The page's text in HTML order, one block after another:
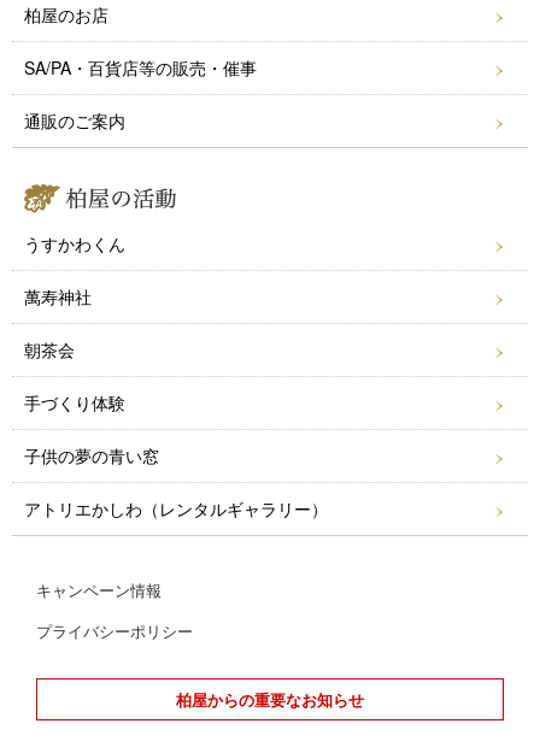
柏屋のお店
SA/PA・百貨店等の販売・催事
通販のご案内
うすかわくん
萬寿神社
朝茶会
手づくり体験
子供の夢の青い窓
アトリエかしわ（レンタルギャラリー）
キャンペーン情報
プライバシーポリシー
柏屋からの重要なお知らせ